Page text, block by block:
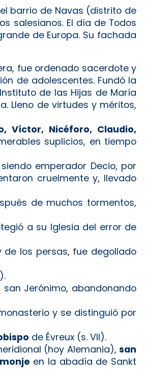
barrio de Navas (distrito de
salesianos. El día de Todos
de Europa. Su fachada
fue ordenado sacerdote y
de adolescentes. Fundó la
de las Hijas de María
Lleno de virtudes y méritos,
Víctor, Nicéforo, Claudio,
suplicios, en tiempo
emperador Decio, por
cruelmente y, llevado
de muchos tormentos,
a su Iglesia del error de
de los persas, fue degollado
Jerónimo, abandonando
y se distinguió por
de Évreux (s. VII).
(hoy Alemania),san
monje en la abadía de Sankt